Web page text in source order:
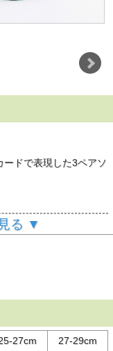
ドで表現した3ペアソ
を超える歴史を持つス
式選手用キャップサ
りますが、数多くのブ
ョン・カルチャーの領
シルエットのヘッドウ
で多彩なラインナップ
る ▼
27cm 27-29cm